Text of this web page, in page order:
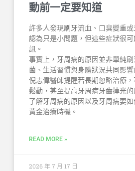
動前一定要知道
許多人發現刷牙流血、口臭變重
認為只是小問題，但這些症狀很
訊。
事實上，牙周病的原因並非單純
菌、生活習慣與身體狀況共同影響
倪志偉醫師提醒若長期忽略治療
鬆動，甚至提高牙周病牙齒掉光的
了解牙周病的原因以及牙周病要
黃金治療時機。
READ MORE »
2026 年 7 月 17 日